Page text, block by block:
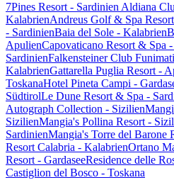
7Pines Resort - Sardinien Aldiana
KalabrienAndreus Golf & Spa
- SardinienBaia del Sole - Kalabrien
ApulienCapovaticano Resort & Spa
SardinienFalkensteiner Club
KalabrienGattarella Puglia Resort -
ToskanaHotel Pineta Campi -
SüdtirolLe Dune Resort & Spa -
Autograph Collection - Sizilien
SizilienMangia's Pollina Resort -
SardinienMangia's Torre del Barone
Resort Calabria - KalabrienOrtano
Resort - GardaseeResidence delle
Castiglion del Bosco - Toskana